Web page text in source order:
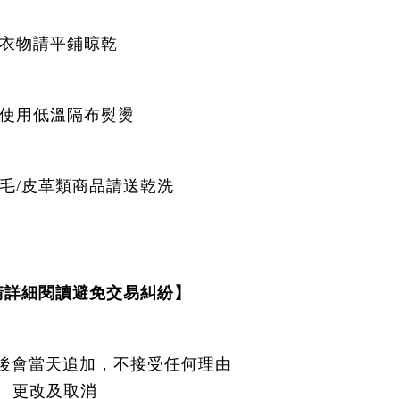
物請平鋪晾乾
用低溫隔布熨燙
/皮革類商品請送乾洗
詳細閱讀避免交易糾紛】
會當天追加，不接受任何理由
更改及取消